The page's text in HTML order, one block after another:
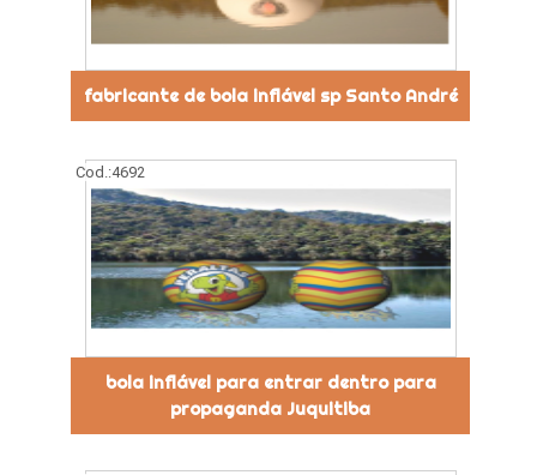
fabricante de bola inflável sp Santo André
Cod.:4692
bola inflável para entrar dentro para
propaganda Juquitiba